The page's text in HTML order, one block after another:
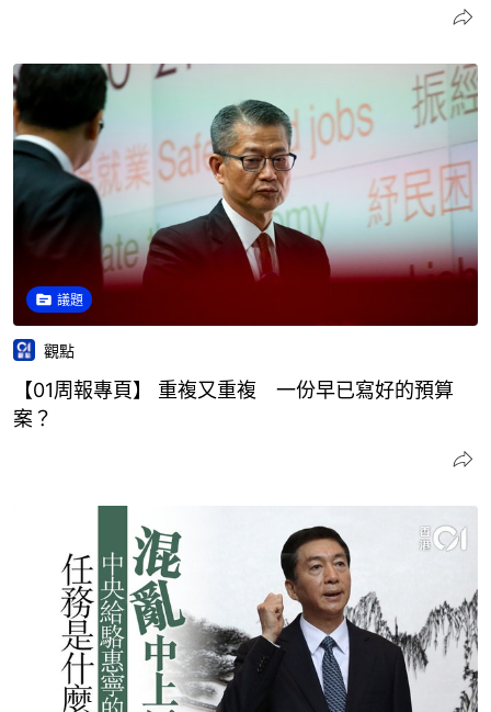
議題
觀點
【01周報專頁】 重複又重複 一份早已寫好的預算
案？